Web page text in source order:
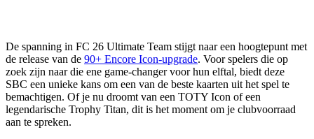
De spanning in FC 26 Ultimate Team stijgt naar een hoogtepunt met
de release van de 90+ Encore Icon-upgrade. Voor spelers die op
zoek zijn naar die ene game-changer voor hun elftal, biedt deze
SBC een unieke kans om een van de beste kaarten uit het spel te
bemachtigen. Of je nu droomt van een TOTY Icon of een
legendarische Trophy Titan, dit is het moment om je clubvoorraad
aan te spreken.